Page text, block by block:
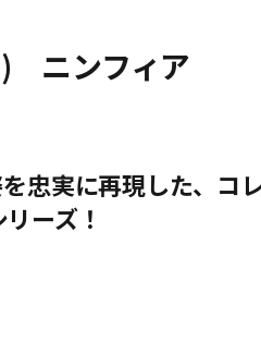
ニンフィア
忠実に再現した、コ
ーズ！